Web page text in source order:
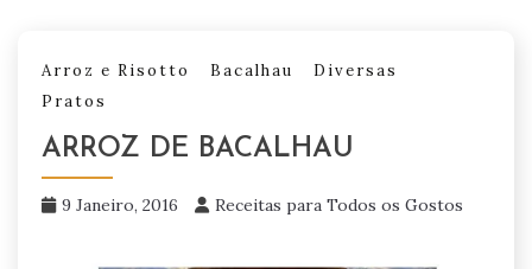
Arroz e Risotto Bacalhau
Diversas
Pratos
ARROZ DE BACALHAU
9 Janeiro, 2016 Receitas para Todos os Gostos